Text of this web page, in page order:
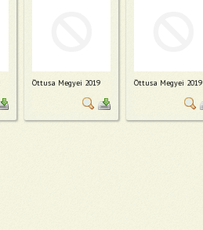
Öttusa Megyei 2019 Öttusa Megyei 2019